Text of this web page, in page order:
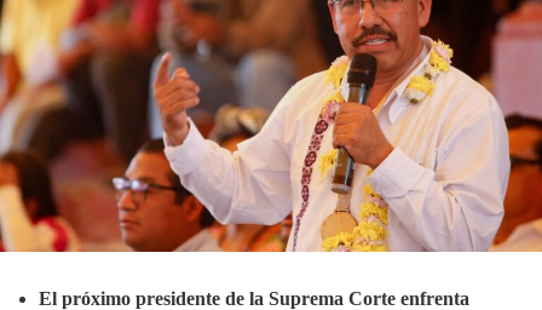
El próximo presidente de la Suprema Corte enfrenta